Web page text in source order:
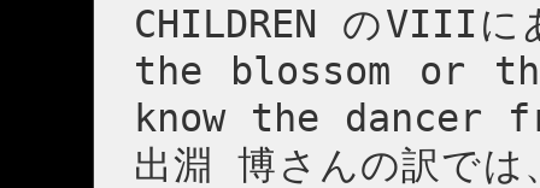
CHILDREN のVIII
the blossom or
know the dancer
出淵 博さんの訳で